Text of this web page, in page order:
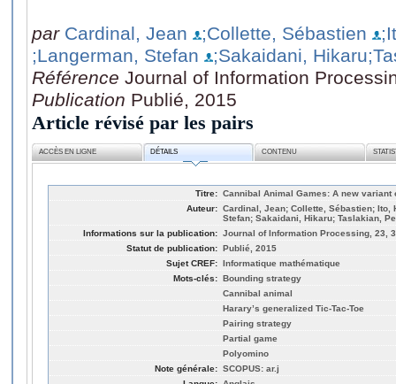
par Cardinal, Jean ;Collette, Sébastien
;Langerman, Stefan
;Sakaidani, Hikaru
Référence Journal of Information
Publication Publié, 2015
Article révisé par les pairs
ACCÈS EN LIGNE DÉTAILS CONTENU
Titre: Cannibal Animal Games: A new variant
Auteur: Cardinal, Jean; Collette, Sébastien; Ito,
Stefan; Sakaidani, Hikaru; Taslakian,
Informations sur la publication: Journal of Information Processing, 23,
Statut de publication: Publié, 2015
Sujet CREF: Informatique mathématique
Mots-clés: Bounding strategy
Cannibal animal
Harary’s generalized Tic-Tac-Toe
Pairing strategy
Partial game
Polyomino
Note générale: SCOPUS: ar.j